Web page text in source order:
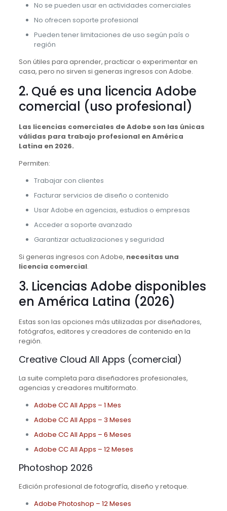
No se pueden usar en actividades comerciales
No ofrecen soporte profesional
Pueden tener limitaciones de uso según país o
región
Son útiles para aprender, practicar o experimentar en
casa, pero no sirven si generas ingresos con Adobe.
2. Qué es una licencia Adobe
comercial (uso profesional)
Las licencias comerciales de Adobe son las únicas
válidas para trabajo profesional en América
Latina en 2026.
Permiten:
Trabajar con clientes
Facturar servicios de diseño o contenido
Usar Adobe en agencias, estudios o empresas
Acceder a soporte avanzado
Garantizar actualizaciones y seguridad
Si generas ingresos con Adobe, necesitas una
licencia comercial.
3. Licencias Adobe disponibles
en América Latina (2026)
Estas son las opciones más utilizadas por diseñadores,
fotógrafos, editores y creadores de contenido en la
región.
Creative Cloud All Apps (comercial)
La suite completa para diseñadores profesionales,
agencias y creadores multiformato.
Adobe CC All Apps – 1 Mes
Adobe CC All Apps – 3 Meses
Adobe CC All Apps – 6 Meses
Adobe CC All Apps – 12 Meses
Photoshop 2026
Edición profesional de fotografía, diseño y retoque.
Adobe Photoshop – 12 Meses